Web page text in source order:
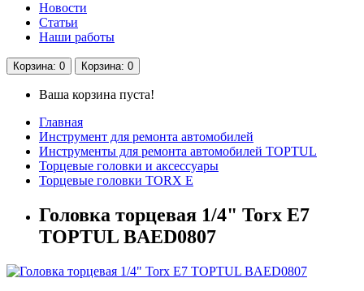
Новости
Статьи
Наши работы
Корзина: 0 Корзина: 0
Ваша корзина пуста!
Главная
Инструмент для ремонта автомобилей
Инструменты для ремонта автомобилей TOPTUL
Торцевые головки и аксессуары
Торцевые головки TORX Е
Головка торцевая 1/4" Torx E7
TOPTUL BAED0807